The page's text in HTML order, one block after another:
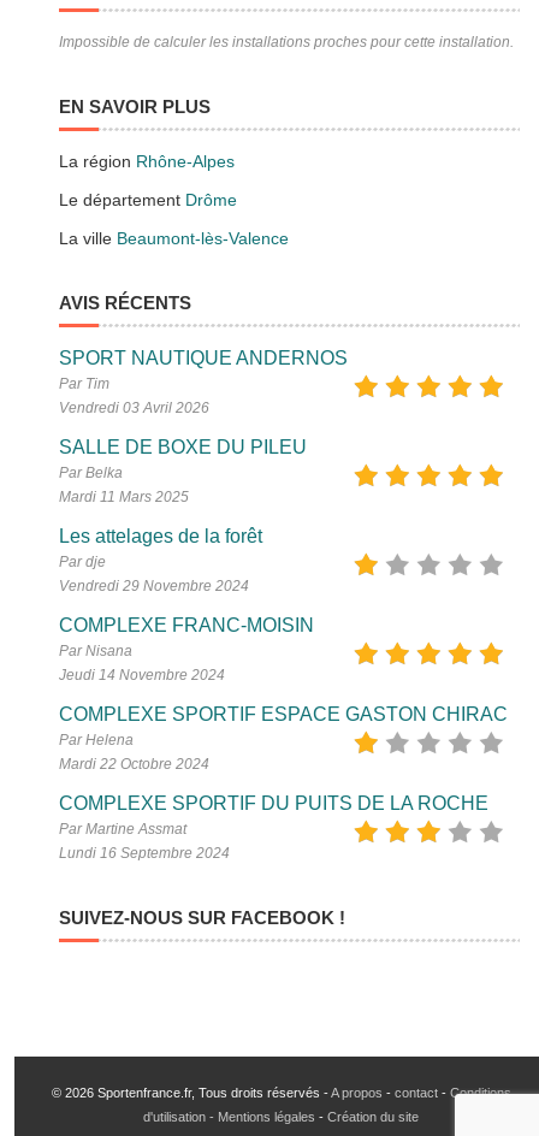
Impossible de calculer les installations proches pour cette installation.
EN SAVOIR PLUS
La région Rhône-Alpes
Le département Drôme
La ville Beaumont-lès-Valence
AVIS RÉCENTS
SPORT NAUTIQUE ANDERNOS
Par Tim
Vendredi 03 Avril 2026
SALLE DE BOXE DU PILEU
Par Belka
Mardi 11 Mars 2025
Les attelages de la forêt
Par dje
Vendredi 29 Novembre 2024
COMPLEXE FRANC-MOISIN
Par Nisana
Jeudi 14 Novembre 2024
COMPLEXE SPORTIF ESPACE GASTON CHIRAC
Par Helena
Mardi 22 Octobre 2024
COMPLEXE SPORTIF DU PUITS DE LA ROCHE
Par Martine Assmat
Lundi 16 Septembre 2024
SUIVEZ-NOUS SUR FACEBOOK !
© 2026 Sportenfrance.fr, Tous droits réservés -A propos - contact- Conditions
d'utilisation - Mentions légales - Création du site